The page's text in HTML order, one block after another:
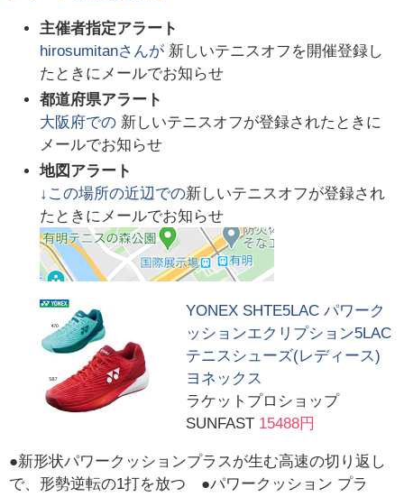
主催者指定アラート
hirosumitanさんが 新しいテニスオフを開催登録し
たときにメールでお知らせ
都道府県アラート
大阪府での 新しいテニスオフが登録されたときに
メールでお知らせ
地図アラート
↓この場所の近辺での新しいテニスオフが登録され
たときにメールでお知らせ
YONEX SHTE5LAC パワーク
ッションエクリプション5LAC
テニスシューズ(レディース)
ヨネックス
ラケットプロショップ
SUNFAST 15488円
●新形状パワークッションプラスが生む高速の切り返し
で、形勢逆転の1打を放つ ●パワークッション プラ